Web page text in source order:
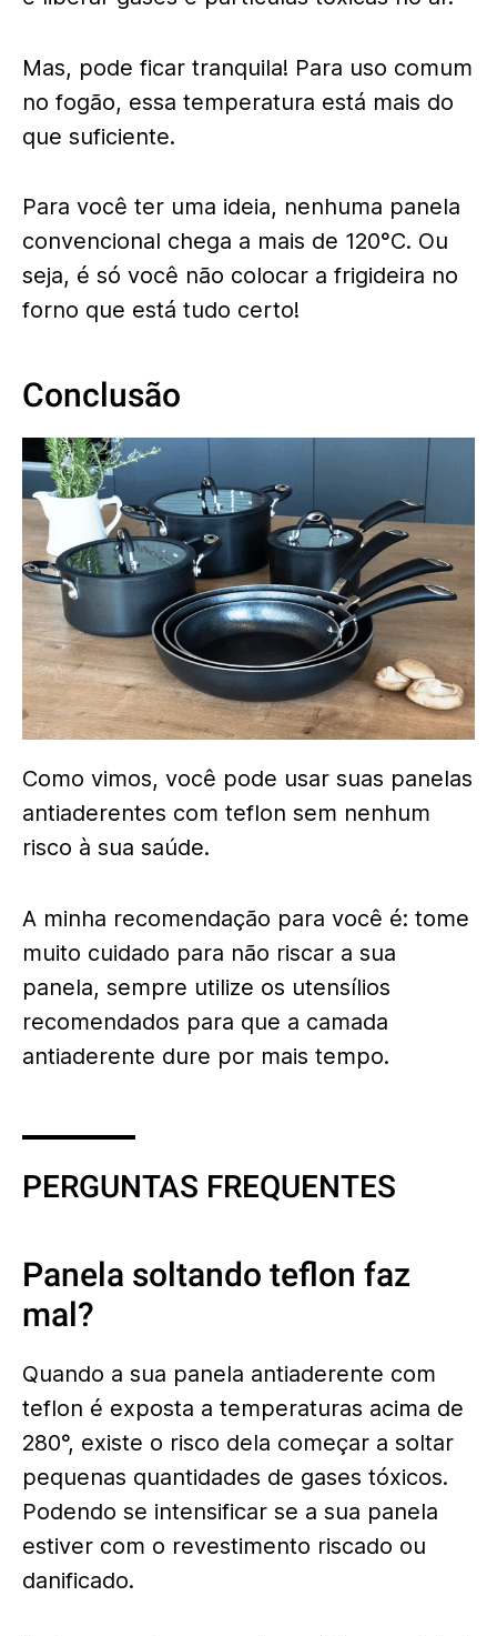
Mas, pode ficar tranquila! Para uso comum
no fogão, essa temperatura está mais do
que suficiente.
Para você ter uma ideia, nenhuma panela
convencional chega a mais de 120°C. Ou
seja, é só você não colocar a frigideira no
forno que está tudo certo!
Conclusão
Como vimos, você pode usar suas panelas
antiaderentes com teflon sem nenhum
risco à sua saúde.
A minha recomendação para você é: tome
muito cuidado para não riscar a sua
panela, sempre utilize os utensílios
recomendados para que a camada
antiaderente dure por mais tempo.
PERGUNTAS FREQUENTES
Panela soltando teflon faz
mal?
Quando a sua panela antiaderente com
teflon é exposta a temperaturas acima de
280°, existe o risco dela começar a soltar
pequenas quantidades de gases tóxicos.
Podendo se intensificar se a sua panela
estiver com o revestimento riscado ou
danificado.